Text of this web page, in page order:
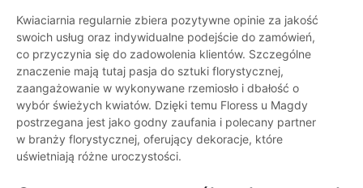
Kwiaciarnia regularnie zbiera pozytywne opinie za jakość
swoich usług oraz indywidualne podejście do zamówień,
co przyczynia się do zadowolenia klientów. Szczególne
znaczenie mają tutaj pasja do sztuki florystycznej,
zaangażowanie w wykonywane rzemiosło i dbałość o
wybór świeżych kwiatów. Dzięki temu Floress u Magdy
postrzegana jest jako godny zaufania i polecany partner
w branży florystycznej, oferujący dekoracje, które
uświetniają różne uroczystości.